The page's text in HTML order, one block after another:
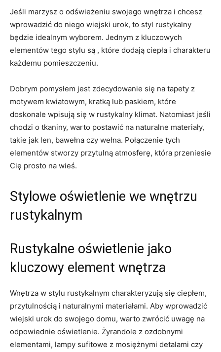
Jeśli marzysz o odświeżeniu swojego wnętrza‌ i chcesz
wprowadzić‌ do niego wiejski​ urok, to styl rustykalny
będzie idealnym wyborem. Jednym z kluczowych
elementów tego stylu są , które ⁢dodają ciepła i charakteru
każdemu pomieszczeniu.
Dobrym pomysłem jest⁤ zdecydowanie się na tapety z
motywem kwiatowym, kratką lub paskiem, które
doskonale wpisują się w rustykalny klimat. Natomiast jeśli
chodzi o tkaniny, warto postawić na naturalne materiały,
takie jak len, bawełna ​czy ⁣wełna. Połączenie tych⁣
elementów stworzy przytulną atmosferę, która przeniesie
‍Cię prosto na wieś.
Stylowe oświetlenie we wnętrzu
rustykalnym
Rustykalne oświetlenie jako
kluczowy element wnętrza
Wnętrza w stylu rustykalnym charakteryzują się ciepłem,
przytulnością i naturalnymi materiałami. Aby wprowadzić‍
wiejski urok do swojego domu, warto zwrócić uwagę na
odpowiednie oświetlenie. ⁢Żyrandole z ozdobnymi
elementami, lampy sufitowe z mosiężnymi detalami czy